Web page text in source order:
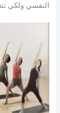
النفسي ولكي